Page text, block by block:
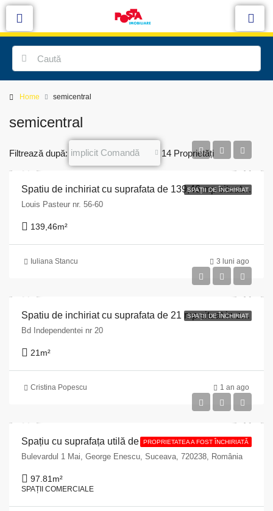
Home semicentral
semicentral
14 Proprietăți
Filtrează după: implicit Comandă
SPAȚII DE ÎNCHIRIAT
Spatiu de inchiriat cu suprafata de 139,46 mp situat in Mun. Cluj Napoca , Str. Louis Pasteur nr. 56-60, jud. Cluj
Louis Pasteur nr. 56-60
139,46m²
Iuliana Stancu 3 luni ago
SPAȚII DE ÎNCHIRIAT
Spatiu de inchiriat cu suprafata de 21 mp situat in zona cu vad comercial in Municipiul Tragoviste, Bd IndepeIndetei nr 20, bl 7, sc C, parter, jud Dambovitam
Bd Independentei nr 20
21 m²
Cristina Popescu 1 an ago
PROPRIETATEA A FOST ÎNCHIRIATĂ
Spațiu cu suprafața utilă de 97.81 mp situat la etajul 1 al clădirii din Municipiul Suceava, Bd. 1 Mai nr. 8, sc. F
Bulevardul 1 Mai, George Enescu, Suceava, 720238, România
97.81 m²
SPAȚII COMERCIALE